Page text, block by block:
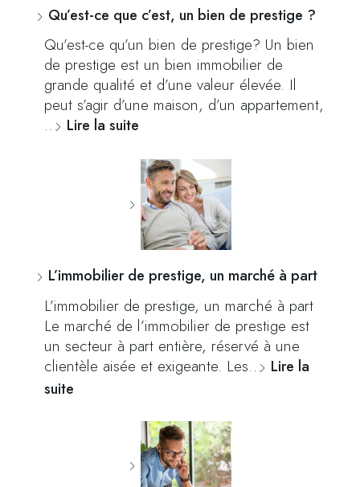
Qu’est-ce que c’est, un bien de prestige ?
Qu’est-ce qu’un bien de prestige? Un bien
de prestige est un bien immobilier de
grande qualité et d’une valeur élevée. Il
peut s’agir d’une maison, d’un appartement,
… Lire la suite
L’immobilier de prestige, un marché à part
L’immobilier de prestige, un marché à part
Le marché de l’immobilier de prestige est
un secteur à part entière, réservé à une
clientèle aisée et exigeante. Les… Lire la
suite